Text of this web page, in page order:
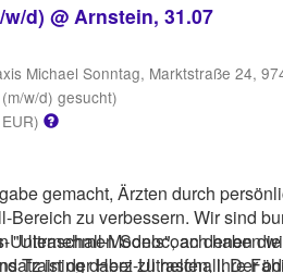
d) @ Arnstein, 31.07
Michael Sonntag, Marktstraße 24,
w/d) gesucht)
gemacht, Ärzten durch
bundesweit unterwegs und benötigen regelmäßig
Models", an denen die
ist der Herz-Ultraschall. Der
Unternehmen Sonocoach haben
Training dabei zu helfen, ihre